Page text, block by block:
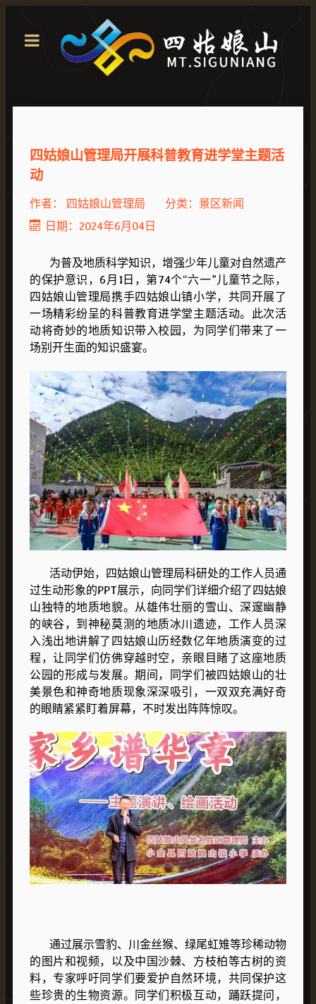
四姑娘山管理局开展科普教育进学堂主题活
动
作者： 四姑娘山管理局 分类： 景区新闻
日期：2024年6月04日
为普及地质科学知识，增强少年儿童对自然遗产
的保护意识，6月1日，第74个“六一”儿童节之际，
四姑娘山管理局携手四姑娘山镇小学，共同开展了
一场精彩纷呈的科普教育进学堂主题活动。此次活
动将奇妙的地质知识带入校园，为同学们带来了一
场别开生面的知识盛宴。​
活动伊始，四姑娘山管理局科研处的工作人员通
过生动形象的PPT展示，向同学们详细介绍了四姑娘
山独特的地质地貌。从雄伟壮丽的雪山、深邃幽静
的峡谷，到神秘莫测的地质冰川遗迹，工作人员深
入浅出地讲解了四姑娘山历经数亿年地质演变的过
程，让同学们仿佛穿越时空，亲眼目睹了这座地质
公园的形成与发展。期间，同学们被四姑娘山的壮
美景色和神奇地质现象深深吸引，一双双充满好奇
的眼睛紧紧盯着屏幕，不时发出阵阵惊叹。​
通过展示雪豹、川金丝猴、绿尾虹雉等珍稀动物
的图片和视频，以及中国沙棘、方枝柏等古树的资
料，专家呼吁同学们要爱护自然环境，共同保护这
些珍贵的生物资源。同学们积极互动，踊跃提问，